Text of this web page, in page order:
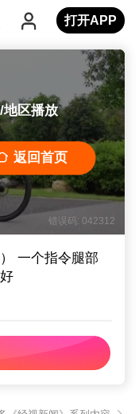
打开APP
地区播放
返回首页
错误码: 042312
一个指令腿部